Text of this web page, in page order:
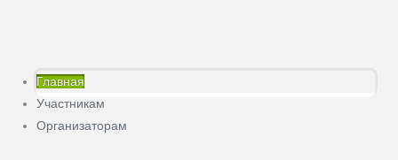
Главная
Участникам
Организаторам